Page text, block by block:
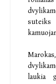
laukia